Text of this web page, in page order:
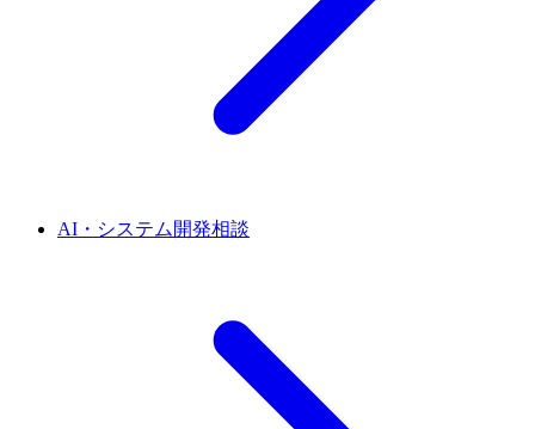
AI・システム開発相談